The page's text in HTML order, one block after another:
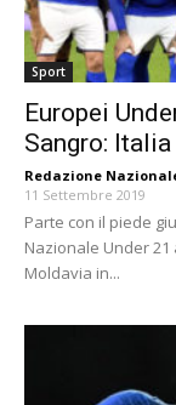
Sport
Europei
Sangro: Italia
Redazione
11 Settembre 2019
Parte con il piede
Nazionale Under 21
Moldavia in...